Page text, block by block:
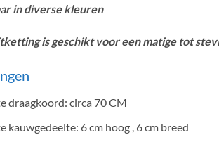
in diverse kleuren
is geschikt voor een matige tot
draagkoord: circa 70 CM
kauwgedeelte: 6 cm hoog , 6 cm breed